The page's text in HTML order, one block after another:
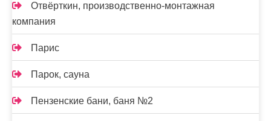
Отвёрткин, производственно-монтажная
компания
Парис
Парок, сауна
Пензенские бани, баня №2